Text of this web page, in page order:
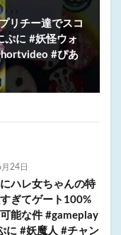
リチー達でスコ
ぷに #妖怪ウォ
#ぴあ
24日
ハレ女ちゃんの特
ぎてゲート100%
能な件 #gameplay
に #妖魔人 #チャン